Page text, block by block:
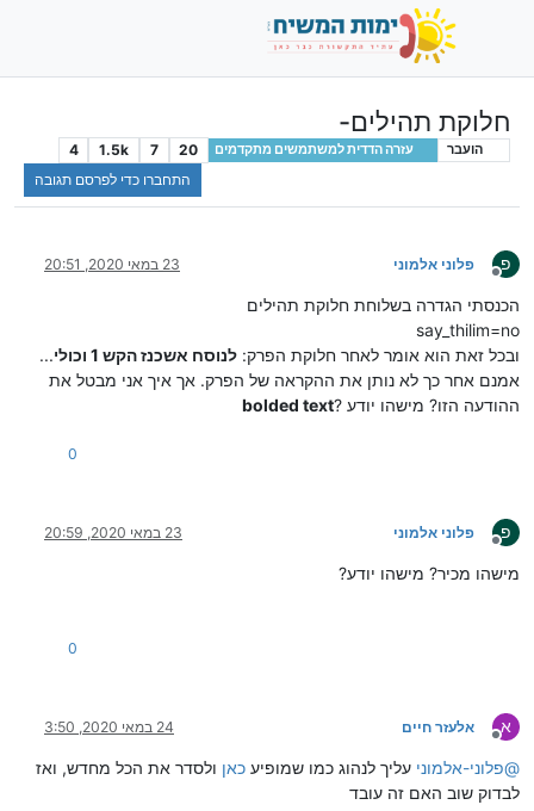
חלוקת תהילים-
הועבר עזרה הדדית למשתמשים מתקדמים 20
7
1.5k
4
התחברו כדי לפרסם תגובה
פ
מנותק
פלוני אלמוני 23 במאי 2020, 20:51
הכנסתי הגדרה בשלוחת חלוקת תהילים
say_thilim=no
ובכל זאת הוא אומר לאחר חלוקת הפרק: לנוסח אשכנז הקש 1 וכולי
...
אמנם אחר כך לא נותן את ההקראה של הפרק. אך איך אני מבטל את
ההודעה הזו? מישהו יודע ?bolded text
0
פ
מנותק
פלוני אלמוני 23 במאי 2020, 20:59
מישהו מכיר? מישהו יודע?
0
א
מנותק
אלעזר חיים 24 במאי 2020, 3:50
@פלוני-אלמוני עליך לנהוג כמו שמופיע כאן ולסדר את הכל מחדש, ואז
לבדוק שוב האם זה עובד